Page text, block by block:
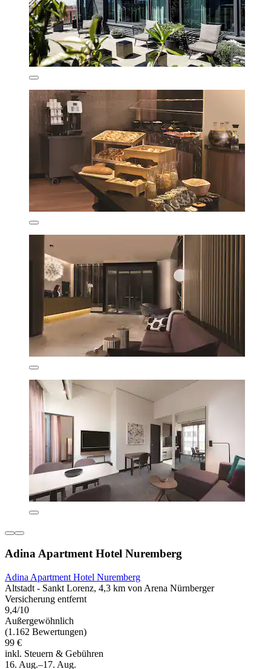
Adina Apartment Hotel Nuremberg
Adina Apartment Hotel Nuremberg
Altstadt - Sankt Lorenz, 4,3 km von Arena Nürnberger
Versicherung entfernt
9,4/10
Außergewöhnlich
(1.162 Bewertungen)
99 €
inkl. Steuern & Gebühren
16. Aug.–17. Aug.